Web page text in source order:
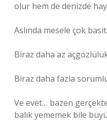
olur hem de denizde
Aslında mesele çok basit.
Biraz daha az
Biraz daha fazla
Ve evet… bazen
balık yememek bile